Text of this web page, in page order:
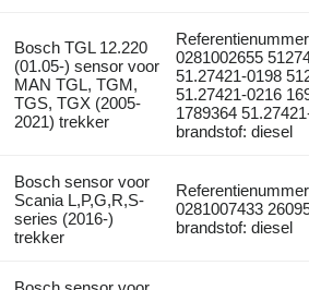
Bosch TGL 12.220
(01.05-) sensor voor
MAN TGL, TGM,
TGS, TGX (2005-
2021) trekker
0281002655
51.27421-0198
51.27421-0216
1789364
brandstof: diesel
Bosch sensor voor
Scania L,P,G,R,S-
series (2016-)
trekker
0281007433
brandstof: diesel